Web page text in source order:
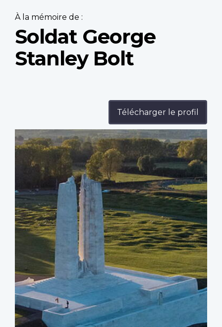
À la mémoire de :
Soldat George
Stanley Bolt
Télécharger le profil
Profile
image